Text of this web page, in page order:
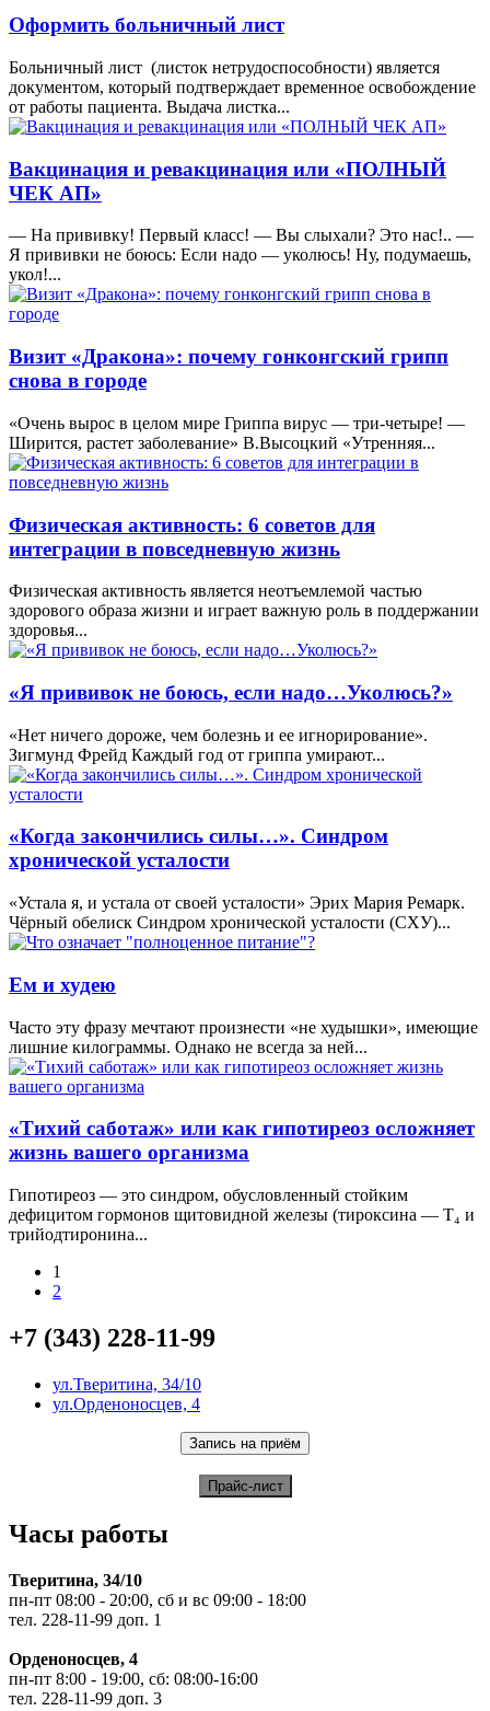
Оформить больничный лист
Больничный лист (листок нетрудоспособности) является
документом, который подтверждает временное освобождение
от работы пациента. Выдача листка...
Вакцинация и ревакцинация или «ПОЛНЫЙ
ЧЕК АП»
— На прививку! Первый класс! — Вы слыхали? Это нас!.. —
Я прививки не боюсь: Если надо — уколюсь! Ну, подумаешь,
укол!...
Визит «Дракона»: почему гонконгский грипп
снова в городе
«Очень вырос в целом мире Гриппа вирус — три-четыре! —
Ширится, растет заболевание» В.Высоцкий «Утренняя...
Физическая активность: 6 советов для
интеграции в повседневную жизнь
Физическая активность является неотъемлемой частью
здорового образа жизни и играет важную роль в поддержании
здоровья...
«Я прививок не боюсь, если надо…Уколюсь?»
«Нет ничего дороже, чем болезнь и ее игнорирование».
Зигмунд Фрейд Каждый год от гриппа умирают...
«Когда закончились силы…». Синдром
хронической усталости
«Устала я, и устала от своей усталости» Эрих Мария Ремарк.
Чёрный обелиск Синдром хронической усталости (СХУ)...
Ем и худею
Часто эту фразу мечтают произнести «не худышки», имеющие
лишние килограммы. Однако не всегда за ней...
«Тихий саботаж» или как гипотиреоз осложняет
жизнь вашего организма
Гипотиреоз — это синдром, обусловленный стойким
дефицитом гормонов щитовидной железы (тироксина — Т₄ и
трийодтиронина...
1
2
+7 (343) 228-11-99
ул.Тверитина, 34/10
ул.Орденоносцев, 4
Часы работы
Тверитина, 34/10
пн-пт 08:00 - 20:00, сб и вс 09:00 - 18:00
тел. 228-11-99 доп. 1
Орденоносцев, 4
пн-пт 8:00 - 19:00, сб: 08:00-16:00
тел. 228-11-99 доп. 3